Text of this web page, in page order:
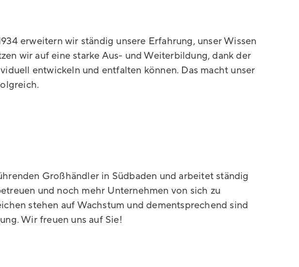
erweitern wir ständig unsere Erfahrung, unser Wissen
wir auf eine starke Aus- und Weiterbildung, dank der
entwickeln und entfalten können. Das macht unser
Großhändler in Südbaden und arbeitet ständig
und noch mehr Unternehmen von sich zu
stehen auf Wachstum und dementsprechend sind
Wir freuen uns auf Sie!